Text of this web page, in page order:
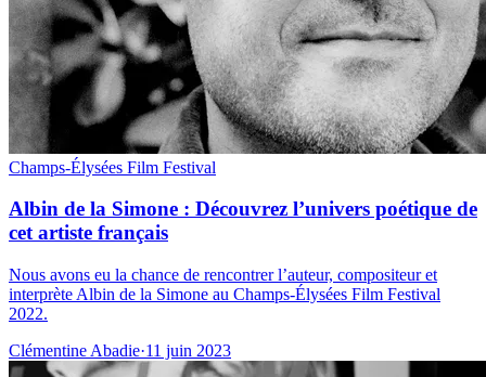
Champs-Élysées Film Festival
Albin de la Simone : Découvrez l’univers poétique de
cet artiste français
Nous avons eu la chance de rencontrer l’auteur, compositeur et
interprète Albin de la Simone au Champs-Élysées Film Festival
2022.
Clémentine Abadie·11 juin 2023